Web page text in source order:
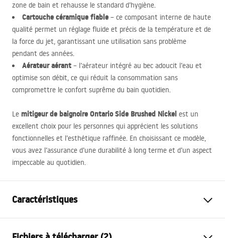
zone de bain et rehausse le standard d’hygiène.
Cartouche céramique fiable – ce composant interne de haute
qualité permet un réglage fluide et précis de la température et de
la force du jet, garantissant une utilisation sans problème
pendant des années.
Aérateur aérant – l’aérateur intégré au bec adoucit l’eau et
optimise son débit, ce qui réduit la consommation sans
compromettre le confort suprême du bain quotidien.
Le mitigeur de baignoire Ontario Side Brushed Nickel est un
excellent choix pour les personnes qui apprécient les solutions
fonctionnelles et l’esthétique raffinée. En choisissant ce modèle,
vous avez l’assurance d’une durabilité à long terme et d’un aspect
impeccable au quotidien.
Caractéristiques